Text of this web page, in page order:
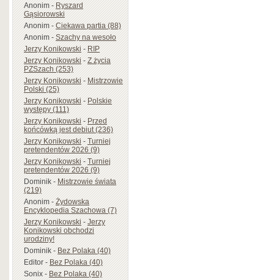
Anonim-Ryszard
Gąsiorowski
Anonim-Ciekawa partia (88)
Anonim-Szachy na wesoło
Jerzy Konikowski-RIP
Jerzy Konikowski-Z życia
PZSzach (253)
Jerzy Konikowski-Mistrzowie
Polski (25)
Jerzy Konikowski-Polskie
występy (111)
Jerzy Konikowski-Przed
końcówką jest debiut (236)
Jerzy Konikowski-Turniej
pretendentów 2026 (9)
Jerzy Konikowski-Turniej
pretendentów 2026 (9)
Dominik-Mistrzowie świata
(219)
Anonim-Żydowska
Encyklopedia Szachowa (7)
Jerzy Konikowski-Jerzy
Konikowski obchodzi
urodziny!
Dominik-Bez Polaka (40)
Editor-Bez Polaka (40)
Sonix-Bez Polaka (40)